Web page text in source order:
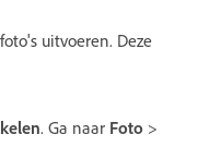
uitvoeren. Deze
. Ga naar Foto >